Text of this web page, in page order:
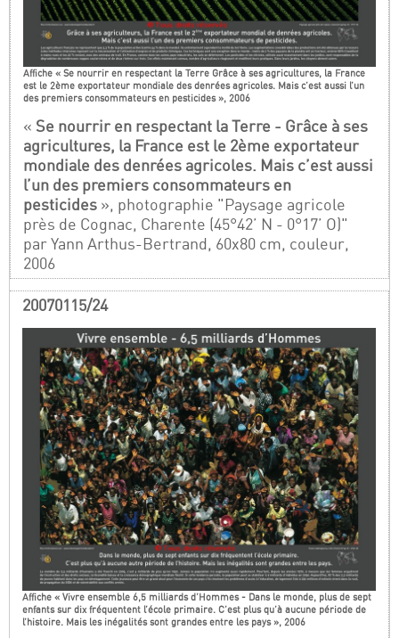
Affiche « Se nourrir en respectant la Terre Grâce à ses agricultures, la France
est le 2ème exportateur mondiale des denrées agricoles. Mais c’est aussi l’un
des premiers consommateurs en pesticides », 2006
« Se nourrir en respectant la Terre - Grâce à ses
agricultures, la France est le 2ème exportateur
mondiale des denrées agricoles. Mais c’est aussi
l’un des premiers consommateurs en
pesticides », photographie "Paysage agricole
près de Cognac, Charente (45°42’ N - 0°17’ O)"
par Yann Arthus-Bertrand, 60x80 cm, couleur,
2006
20070115/24
Affiche « Vivre ensemble 6,5 milliards d’Hommes - Dans le monde, plus de sept
enfants sur dix fréquentent l’école primaire. C’est plus qu’à aucune période de
l’histoire. Mais les inégalités sont grandes entre les pays », 2006